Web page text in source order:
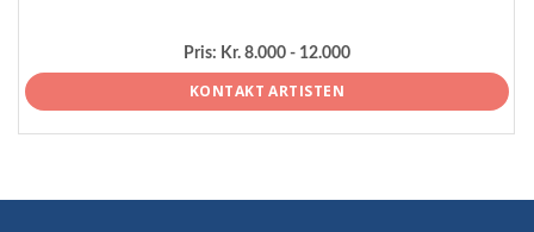
Pris: Kr. 8.000 - 12.000
KONTAKT ARTISTEN